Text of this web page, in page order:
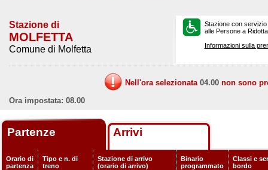
Stazione di
MOLFETTA
Comune di Molfetta
Stazione con
alle Persone a
Informazioni sulla
Nell'ora selezionata 04.00 non sono
Ora impostata: 08.00
Partenze Arrivi
Orario di
partenza
Tipo e n. di
treno
Stazione di arrivo
(orario di arrivo)
Binario
programmato
Classi e
bordo